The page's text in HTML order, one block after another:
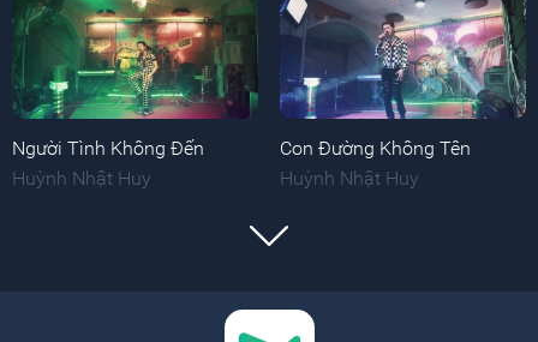
Người Tình Không Đến
Huỳnh Nhật Huy
Con Đường Không Tên
Huỳnh Nhật Huy